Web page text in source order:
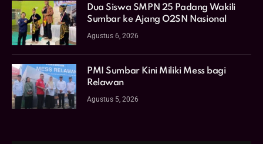
Dua Siswa SMPN 25 Padang Wakili
Sumbar ke Ajang O2SN Nasional
Agustus 6, 2026
PMI Sumbar Kini Miliki Mess bagi
Relawan
Agustus 5, 2026